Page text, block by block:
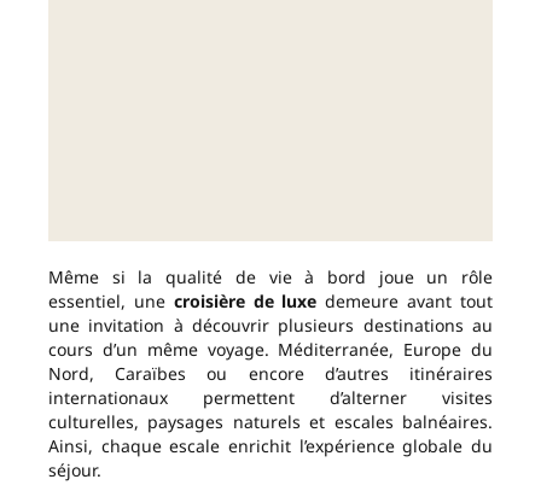
Même si la qualité de vie à bord joue un rôle
essentiel, une croisière de luxe demeure avant tout
une invitation à découvrir plusieurs destinations au
cours d’un même voyage. Méditerranée, Europe du
Nord, Caraïbes ou encore d’autres itinéraires
internationaux permettent d’alterner visites
culturelles, paysages naturels et escales balnéaires.
Ainsi, chaque escale enrichit l’expérience globale du
séjour.